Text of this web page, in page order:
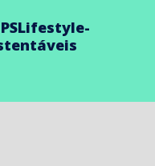
PSLifestyle-